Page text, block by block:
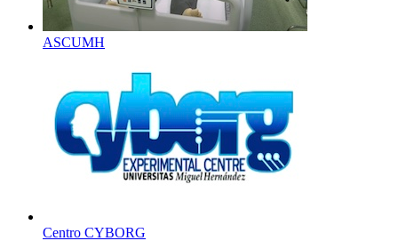
ASCUMH
Centro CYBORG